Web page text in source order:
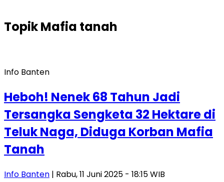
TopikMafia tanah
Info Banten
Heboh! Nenek 68 Tahun Jadi
Tersangka Sengketa 32 Hektare di
Teluk Naga, Diduga Korban Mafia
Tanah
Info Banten | Rabu, 11 Juni 2025 - 18:15 WIB